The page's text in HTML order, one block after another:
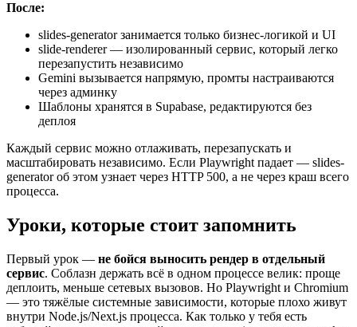
После:
slides-generator занимается только бизнес-логикой и UI
slide-renderer — изолированный сервис, который легко
перезапустить независимо
Gemini вызывается напрямую, промты настраиваются
через админку
Шаблоны хранятся в Supabase, редактируются без
деплоя
Каждый сервис можно отлаживать, перезапускать и
масштабировать независимо. Если Playwright падает — slides-
generator об этом узнает через HTTP 500, а не через краш всего
процесса.
Уроки, которые стоит запомнить
Первый урок — не бойся выносить рендер в отдельный
сервис. Соблазн держать всё в одном процессе велик: проще
деплоить, меньше сетевых вызовов. Но Playwright и Chromium
— это тяжёлые системные зависимости, которые плохо живут
внутри Node.js/Next.js процесса. Как только у тебя есть